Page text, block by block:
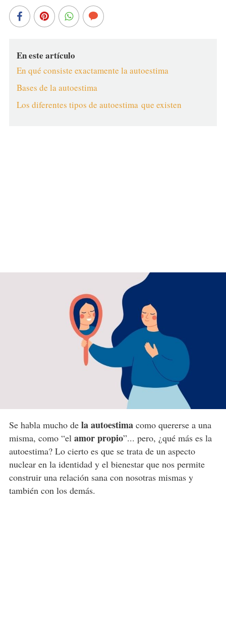
En este artículo
En qué consiste exactamente la autoestima
Bases de la autoestima
Los diferentes tipos de autoestima que existen
Se habla mucho de la autoestimacomo quererse a una
misma, como “el amor propio”... pero, ¿qué más es la
autoestima? Lo cierto es que se trata de un aspecto
nuclear en la identidad y el bienestar que nos permite
construir una relación sana con nosotras mismas y
también con los demás.